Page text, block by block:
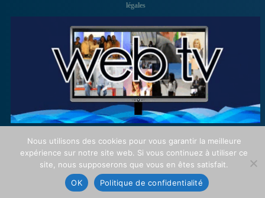
légales
Nous utilisons des cookies pour vous garantir la meilleure
expérience sur notre site web. Si vous continuez à utiliser ce
site, nous supposerons que vous en êtes satisfait.
OK
Politique de confidentialité